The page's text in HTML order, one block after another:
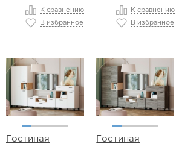
К сравнению
В избранное
К сравнению
В избранное
Гостиная
Гостиная